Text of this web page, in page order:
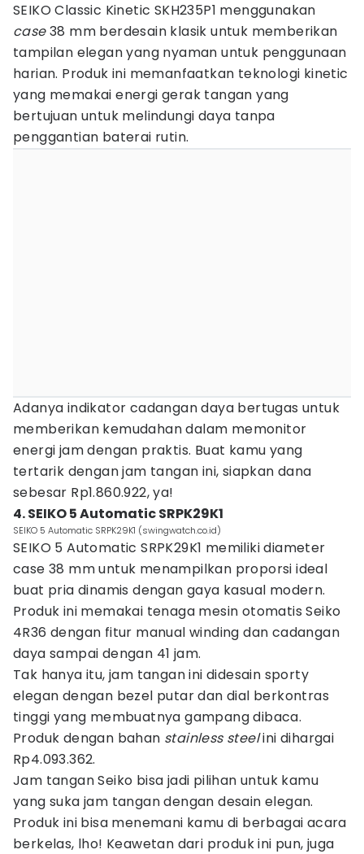
SEIKO Classic Kinetic SKH235P1 menggunakan
case38 mm berdesain klasik untuk memberikan
tampilan elegan yang nyaman untuk penggunaan
harian. Produk ini memanfaatkan teknologi kinetic
yang memakai energi gerak tangan yang
bertujuan untuk melindungi daya tanpa
penggantian baterai rutin.
Adanya indikator cadangan daya bertugas untuk
memberikan kemudahan dalam memonitor
energi jam dengan praktis. Buat kamu yang
tertarik dengan jam tangan ini, siapkan dana
sebesar Rp1.860.922, ya!
4. SEIKO 5 Automatic SRPK29K1
SEIKO 5 Automatic SRPK29K1 (swingwatch.co.id)
SEIKO 5 Automatic SRPK29K1 memiliki diameter
case 38 mm untuk menampilkan proporsi ideal
buat pria dinamis dengan gaya kasual modern.
Produk ini memakai tenaga mesin otomatis Seiko
4R36 dengan fitur manual winding dan cadangan
daya sampai dengan 41 jam.
Tak hanya itu, jam tangan ini didesain sporty
elegan dengan bezel putar dan dial berkontras
tinggi yang membuatnya gampang dibaca.
Produk dengan bahan stainless steelini dihargai
Rp4.093.362.
Jam tangan Seiko bisa jadi pilihan untuk kamu
yang suka jam tangan dengan desain elegan.
Produk ini bisa menemani kamu di berbagai acara
berkelas, lho! Keawetan dari produk ini pun, juga